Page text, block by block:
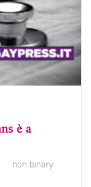
è a
non binary